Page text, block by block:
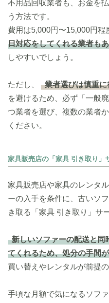
不用品回収業者も、お金を
う方法です。
費用は5,000円〜15,000円程
日対応をしてくれる業者も
しやすいでしょう。
ただし、 業者選びは慎重
を避けるため、必ず「一般
つ業者を選び、複数の業者
ください。
家具販売店の「家具 引き取り」
家具販売店や家具のレンタ
ーの入手を条件に、古いソ
き取る「家具 引き取り」サ
新しいソファーの配送と同
てくれるため、処分の手間
買い替えやレンタルが前提の
手頃な月額で気になるソフ